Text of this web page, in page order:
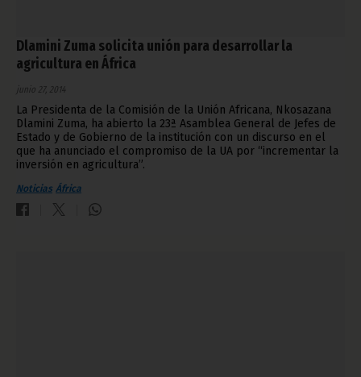
Dlamini Zuma solicita unión para desarrollar la
agricultura en África
junio 27, 2014
La Presidenta de la Comisión de la Unión Africana, Nkosazana
Dlamini Zuma, ha abierto la 23ª Asamblea General de Jefes de
Estado y de Gobierno de la institución con un discurso en el
que ha anunciado el compromiso de la UA por “incrementar la
inversión en agricultura”.
Noticias África